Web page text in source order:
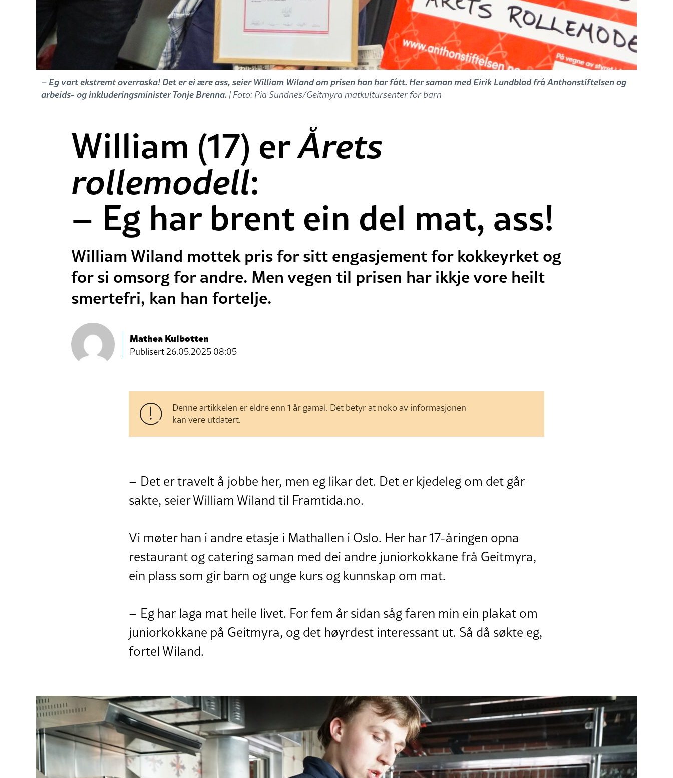
– Eg vart ekstremt overraska! Det er ei ære ass, seier William Wiland om prisen han har fått. Her saman med Eirik Lundblad frå Anthonstiftelsen og
arbeids- og inkluderingsminister Tonje Brenna. | Foto: Pia Sundnes/Geitmyra matkultursenter for barn
William (17) erÅrets
rollemodell:
– Eg har brent ein del mat, ass!
William Wiland mottek pris for sitt engasjement for kokkeyrket og
for si omsorg for andre. Men vegen til prisen har ikkje vore heilt
smertefri, kan han fortelje.
Mathea Kulbotten
Publisert26.05.2025 08:05
Denne artikkelen er eldre enn 1 år gamal. Det betyr at noko av informasjonen
kan vere utdatert.
– Det er travelt å jobbe her, men eg likar det. Det er kjedeleg om det går
sakte, seier William Wiland til Framtida.no.
Vi møter han i andre etasje i Mathallen i Oslo. Her har 17-åringen opna
restaurant og catering saman med dei andre juniorkokkane frå Geitmyra,
ein plass som gir barn og unge kurs og kunnskap om mat.
– Eg har laga mat heile livet. For fem år sidan såg faren min ein plakat om
juniorkokkane på Geitmyra, og det høyrdest interessant ut. Så då søkte eg,
fortel Wiland.